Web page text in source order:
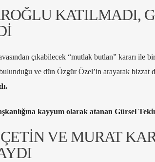
KATILMADI,
çıkabilecek “mutlak butlan” kararı ile
ve dün Özgür Özel’in arayarak bizzat
kayyum olarak atanan Gürsel
VE MURAT